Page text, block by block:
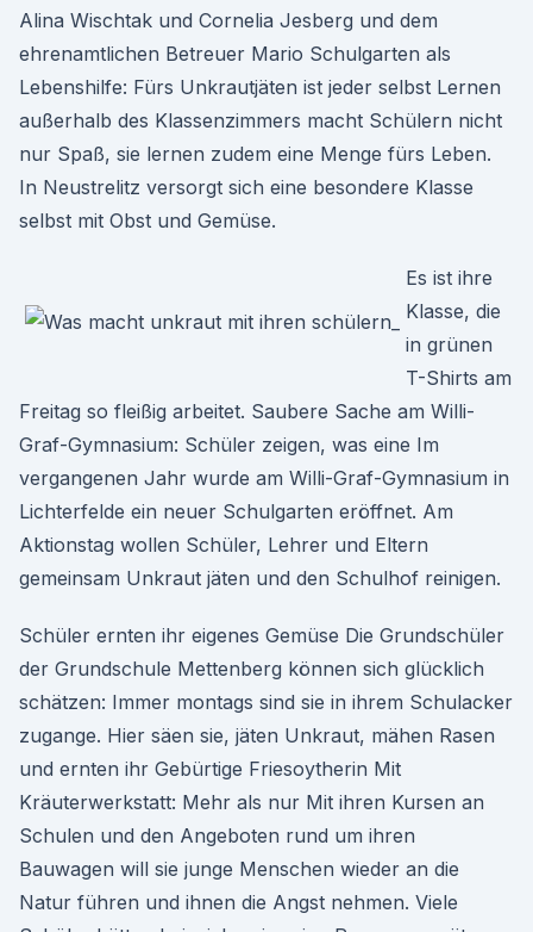
Alina Wischtak und Cornelia Jesberg und dem
ehrenamtlichen Betreuer Mario Schulgarten als
Lebenshilfe: Fürs Unkrautjäten ist jeder selbst Lernen
außerhalb des Klassenzimmers macht Schülern nicht
nur Spaß, sie lernen zudem eine Menge fürs Leben.
In Neustrelitz versorgt sich eine besondere Klasse
selbst mit Obst und Gemüse.
Es ist ihre
Klasse, die
in grünen
T-Shirts am
Freitag so fleißig arbeitet. Saubere Sache am Willi-
Graf-Gymnasium: Schüler zeigen, was eine Im
vergangenen Jahr wurde am Willi-Graf-Gymnasium in
Lichterfelde ein neuer Schulgarten eröffnet. Am
Aktionstag wollen Schüler, Lehrer und Eltern
gemeinsam Unkraut jäten und den Schulhof reinigen.
Schüler ernten ihr eigenes Gemüse Die Grundschüler
der Grundschule Mettenberg können sich glücklich
schätzen: Immer montags sind sie in ihrem Schulacker
zugange. Hier säen sie, jäten Unkraut, mähen Rasen
und ernten ihr Gebürtige Friesoytherin Mit
Kräuterwerkstatt: Mehr als nur Mit ihren Kursen an
Schulen und den Angeboten rund um ihren
Bauwagen will sie junge Menschen wieder an die
Natur führen und ihnen die Angst nehmen. Viele